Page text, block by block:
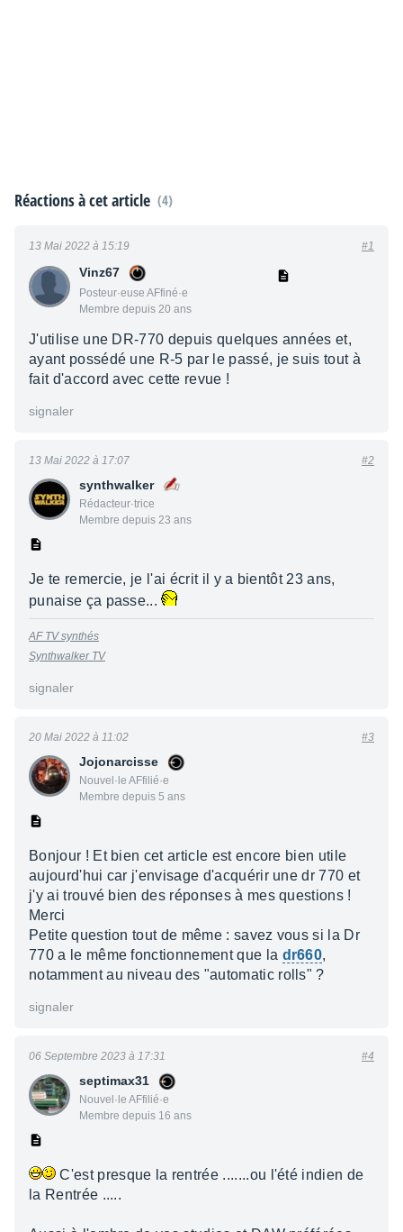
Réactions à cet article (4)
Vinz67
Posteur·euse AFfiné·e
Membre depuis 20 ans
13 Mai 2022 à 15:19 #1
J'utilise une DR-770 depuis quelques années et,
ayant possédé une R-5 par le passé, je suis tout à
fait d'accord avec cette revue !
signaler
synthwalker
Rédacteur·trice
Membre depuis 23 ans
13 Mai 2022 à 17:07 #2
Je te remercie, je l'ai écrit il y a bientôt 23 ans,
punaise ça passe...
AF TV synthés
Synthwalker TV
signaler
Jojonarcisse
Nouvel·le AFfilié·e
Membre depuis 5 ans
20 Mai 2022 à 11:02 #3
Bonjour ! Et bien cet article est encore bien utile
aujourd'hui car j'envisage d'acquérir une dr 770 et
j'y ai trouvé bien des réponses à mes questions !
Merci
Petite question tout de même : savez vous si la Dr
770 a le même fonctionnement que la dr660,
notamment au niveau des "automatic rolls" ?
signaler
septimax31
Nouvel·le AFfilié·e
Membre depuis 16 ans
06 Septembre 2023 à 17:31 #4
C'est presque la rentrée .......ou l'été indien de
la Rentrée .....